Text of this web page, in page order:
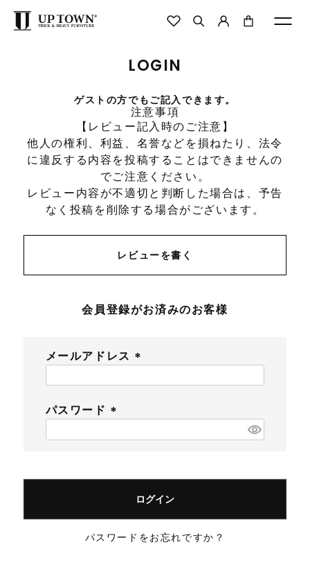
LOGIN
ゲストの方でもご記入できます。
注意事項
【レビュー記入時のご注意】
他人の権利、利益、名誉などを損ねたり、法令
に違反する内容を投稿することはできませんの
でご注意ください。
レビュー内容が不適切と判断した場合は、予告
なく投稿を削除する場合がございます。
レビューを書く
会員登録がお済みのお客様
メールアドレス
パスワード
)
ログイン
パスワードをお忘れですか？